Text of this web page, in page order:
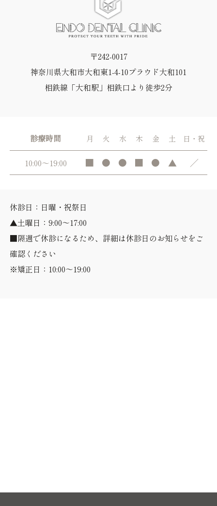
〒242-0017
神奈川県大和市大和東1-4-10プラウド大和101
相鉄線「大和駅」相鉄口より徒歩2分
診療時間 月 火 水 木 金 土 日・祝
10:00～19:00 ■ ● ● ■ ● ▲ ／
休診日：日曜・祝祭日
▲土曜日：9:00～17:00
■隔週で休診になるため、詳細は休診日のお知らせをご
確認ください
※矯正日：10:00～19:00